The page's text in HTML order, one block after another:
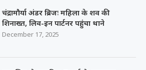
चंद्रामौर्या अंडर ब्रिजः महिला के शव की
शिनाख्त, लिव-इन पार्टनर पहुंचा थाने
December 17, 2025